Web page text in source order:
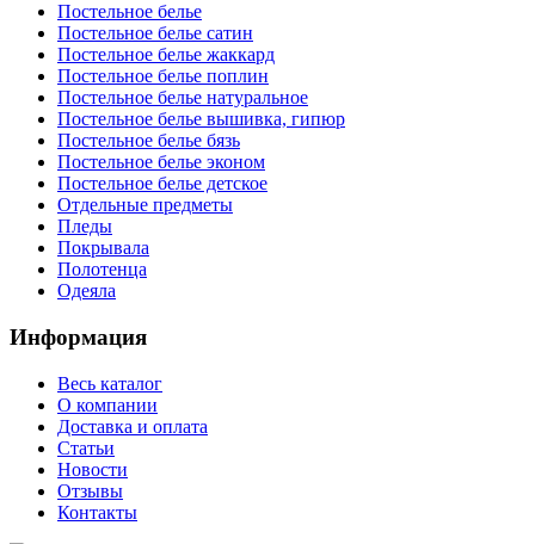
Постельное белье
Постельное белье сатин
Постельное белье жаккард
Постельное белье поплин
Постельное белье натуральное
Постельное белье вышивка, гипюр
Постельное белье бязь
Постельное белье эконом
Постельное белье детское
Отдельные предметы
Пледы
Покрывала
Полотенца
Одеяла
Информация
Весь каталог
О компании
Доставка и оплата
Статьи
Новости
Отзывы
Контакты